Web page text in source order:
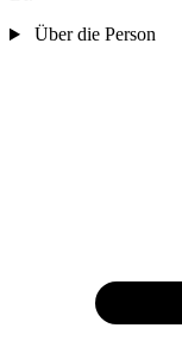
Über die Person